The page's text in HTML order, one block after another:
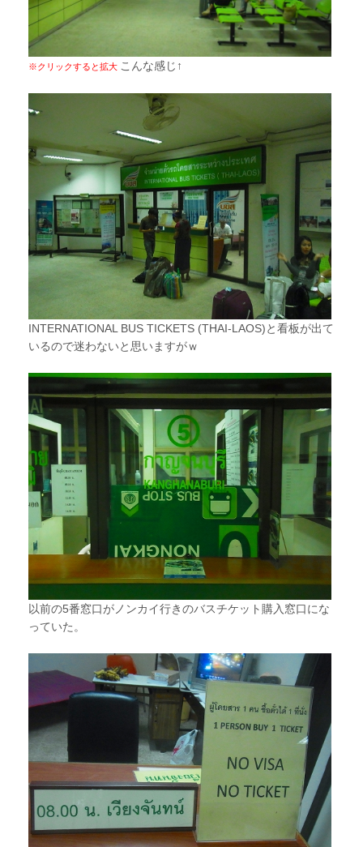
※クリックすると拡大 こんな感じ↑
INTERNATIONAL BUS TICKETS (THAI-LAOS)と看板が出て
いるので迷わないと思いますがｗ
以前の5番窓口がノンカイ行きのバスチケット購入窓口にな
っていた。